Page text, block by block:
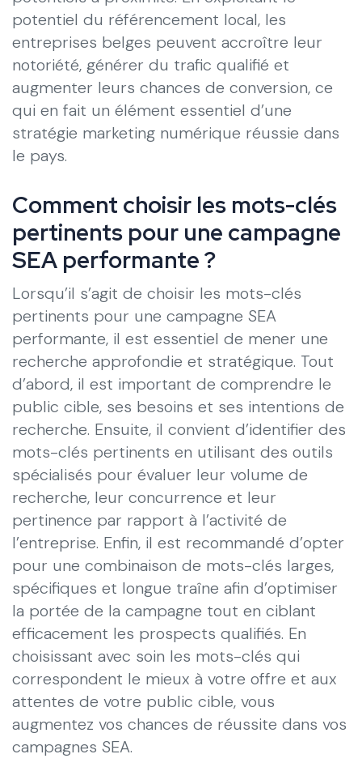
potentiel du référencement local, les
entreprises belges peuvent accroître leur
notoriété, générer du trafic qualifié et
augmenter leurs chances de conversion, ce
qui en fait un élément essentiel d’une
stratégie marketing numérique réussie dans
le pays.
Comment choisir les mots-clés
pertinents pour une campagne
SEA performante ?
Lorsqu’il s’agit de choisir les mots-clés
pertinents pour une campagne SEA
performante, il est essentiel de mener une
recherche approfondie et stratégique. Tout
d’abord, il est important de comprendre le
public cible, ses besoins et ses intentions de
recherche. Ensuite, il convient d’identifier des
mots-clés pertinents en utilisant des outils
spécialisés pour évaluer leur volume de
recherche, leur concurrence et leur
pertinence par rapport à l’activité de
l’entreprise. Enfin, il est recommandé d’opter
pour une combinaison de mots-clés larges,
spécifiques et longue traîne afin d’optimiser
la portée de la campagne tout en ciblant
efficacement les prospects qualifiés. En
choisissant avec soin les mots-clés qui
correspondent le mieux à votre offre et aux
attentes de votre public cible, vous
augmentez vos chances de réussite dans vos
campagnes SEA.